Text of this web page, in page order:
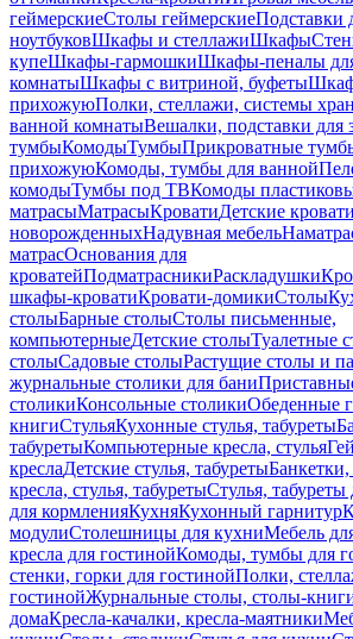
геймерскиеСтолы геймерскиеПодставки
ноутбуковШкафы и стеллажиШкафы
купеШкафы-гармошкиШкафы-пеналы
комнатыШкафы с витриной, буфеты
прихожуюПолки, стеллажи, системы
ванной комнатыВешалки, подставки для
тумбыКомодыТумбыПрикроватные
прихожуюКомоды, тумбы для ванной
комодыТумбы под ТВКомоды
матрасыМатрасыКроватиДетские кровати
новорожденныхНадувная мебель
матрасОснования для
кроватейПодматрасникиРаскладушки
шкафы-кроватиКровати-домикиСтолы
столыБарные столыСтолы письменные,
компьютерныеДетские столыТуалетные
столыСадовые столыРастущие столы и
журнальные столики для бани
столикиКонсольные столикиОбеденные
книгиСтульяКухонные стулья, табуреты
табуретыКомпьютерные кресла, стулья
креслаДетские стулья, табуреты
кресла, стулья, табуретыСтулья, табуреты
для кормленияКухняКухонный гарнитур
модулиСтолешницы для кухниМебель
кресла для гостинойКомоды, тумбы для
стенки, горки для гостинойПолки,
гостинойЖурнальные столы, столы-
домаКресла-качалки, кресла-маятники